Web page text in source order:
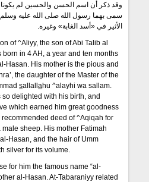
وقد ذكر أن اسم الحسن والحسين لم
سمى بهما رسول الله صلى الله عليه
الأثير في «أسد الغابة» وغيره.
of ^Aliyy, the son of Abi Talib al
in 4 AH, a year and ten months
Hasan. His mother is the pious and
the daughter of the Master of the
sallallahu ^alayhi wa sallam.
so delighted with his birth, and
which earned him great goodness
deed of ^Aqiqah for
sheep. His mother Fatimah
Hasan, and the hair of Umm
silver for its volume.
for him the famous name “al-
al-Hasan. At-Tabaraniyy related